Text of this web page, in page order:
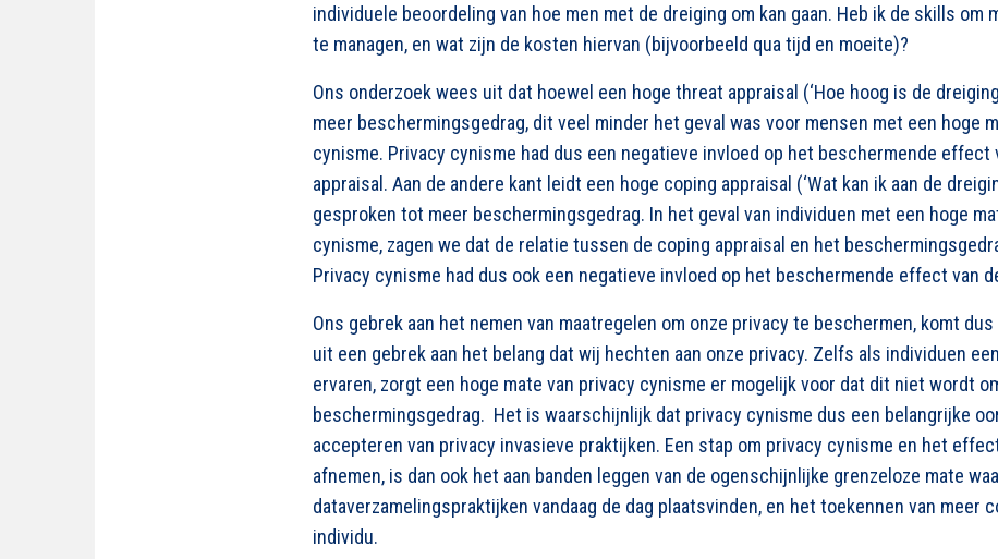
individuele beoordeling van hoe men met de dreiging om kan gaan. Heb ik de skills om
te managen, en wat zijn de kosten hiervan (bijvoorbeeld qua tijd en moeite)?
Ons onderzoek wees uit dat hoewel een hoge threat appraisal (‘Hoe hoog is de
meer beschermingsgedrag, dit veel minder het geval was voor mensen met een hoge
cynisme. Privacy cynisme had dus een negatieve invloed op het beschermende effect
appraisal. Aan de andere kant leidt een hoge coping appraisal (‘Wat kan ik aan de
gesproken tot meer beschermingsgedrag. In het geval van individuen met een hoge
cynisme, zagen we dat de relatie tussen de coping appraisal en het
Privacy cynisme had dus ook een negatieve invloed op het beschermende effect van
Ons gebrek aan het nemen van maatregelen om onze privacy te beschermen, komt
uit een gebrek aan het belang dat wij hechten aan onze privacy. Zelfs als individuen
ervaren, zorgt een hoge mate van privacy cynisme er mogelijk voor dat dit niet wordt
beschermingsgedrag. Het is waarschijnlijk dat privacy cynisme dus een belangrijke
accepteren van privacy invasieve praktijken. Een stap om privacy cynisme en het
afnemen, is dan ook het aan banden leggen van de ogenschijnlijke grenzeloze mate
dataverzamelingspraktijken vandaag de dag plaatsvinden, en het toekennen van meer
individu.